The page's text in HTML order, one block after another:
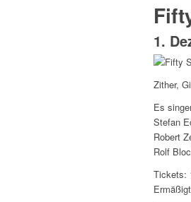
1.
Zither,
Es
Stefan
Robert
Rolf
Tickets: